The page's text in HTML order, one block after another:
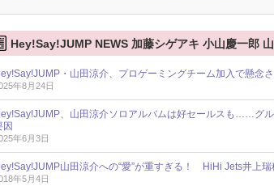
Hey!Say!JUMP NEWS 加藤シゲアキ 小山慶一郎
・山田涼介、プロゲーミングチーム加入で懸念
年8月24日
、山田涼介ソロアルバムは好セールスも……グ
因
年6月3日
山田涼介への“愛”が重すぎる！ HiHi Jets井上
年5月4日